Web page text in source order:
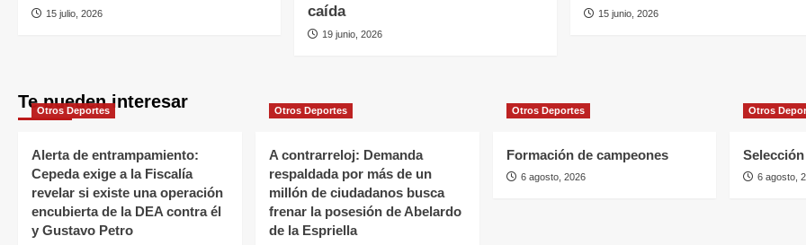
15 julio, 2026
caída
19 junio, 2026
15 junio, 2026
Te pueden interesar
Otros Deportes
Alerta de entrampamiento:
Cepeda exige a la Fiscalía
revelar si existe una operación
encubierta de la DEA contra él
y Gustavo Petro
Otros Deportes
A contrarreloj: Demanda
respaldada por más de un
millón de ciudadanos busca
frenar la posesión de Abelardo
de la Espriella
Otros Deportes
Formación de campeones
6 agosto, 2026
Otros
6 agosto,